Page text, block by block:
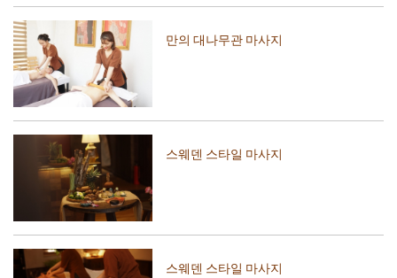
만의 대나무관 마사지
스웨덴 스타일 마사지
스웨덴 스타일 마사지